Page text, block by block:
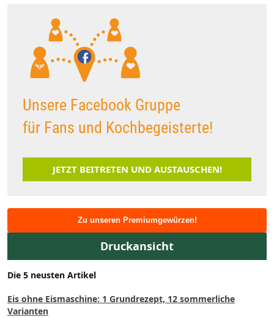
Unsere Facebook Gruppe
für Fans und Kochbegeisterte!
JETZT BEITRETEN UND AUSTAUSCHEN!
Zu unseren Premiumgewürzen!
Druckansicht
Die 5 neusten Artikel
Eis ohne Eismaschine: 1 Grundrezept, 12 sommerliche
Varianten